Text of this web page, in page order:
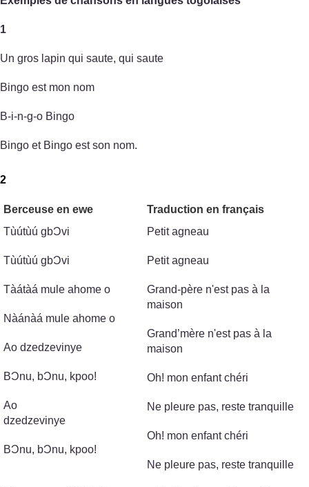
1
Un gros lapin qui saute, qui saute
Bingo est mon nom
B-i-n-g-o Bingo
Bingo et Bingo est son nom.
2
Berceuse en ewe
Traduction en français
Tùútùú gbϽvi
Tùútùú gbϽvi
Tàátàá mule ahome o
Nàánàá mule ahome o
Ao dzedzevinye
BϽnu, bϽnu, kpoo!
Ao
dzedzevinye
BϽnu, bϽnu, kpoo!
Petit agneau
Petit agneau
Grand-père n'est pas à la
maison
Grand’mère n'est pas à la
maison
Oh! mon enfant chéri
Ne pleure pas, reste tranquille
Oh! mon enfant chéri
Ne pleure pas, reste tranquille